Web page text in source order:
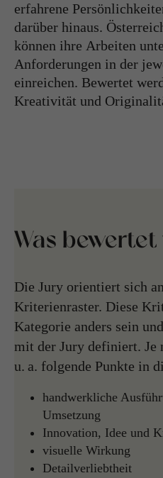
erfahrene
darüber hinaus.
können ihre Arbeiten
Anforderungen in der
einreichen. Bewertet
Kreativität und
Was
Die Jury orientiert sich
Kriterienraster. Diese
Kategorie anders sein
mit der Jury definiert. Je
u. a. folgende Punkte in
handwerkliche
Umsetzung
Innovation, Idee und
visuelle Wirkung
Detailverliebtheit